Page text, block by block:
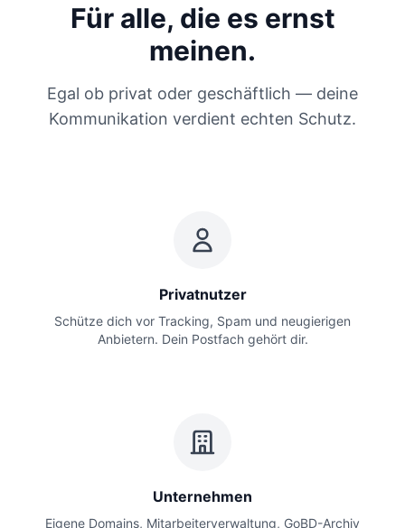
Für alle, die es ernst
meinen.
Egal ob privat oder geschäftlich — deine
Kommunikation verdient echten Schutz.
Privatnutzer
Schütze dich vor Tracking, Spam und neugierigen
Anbietern. Dein Postfach gehört dir.
Unternehmen
Eigene Domains, Mitarbeiterverwaltung, GoBD-Archiv